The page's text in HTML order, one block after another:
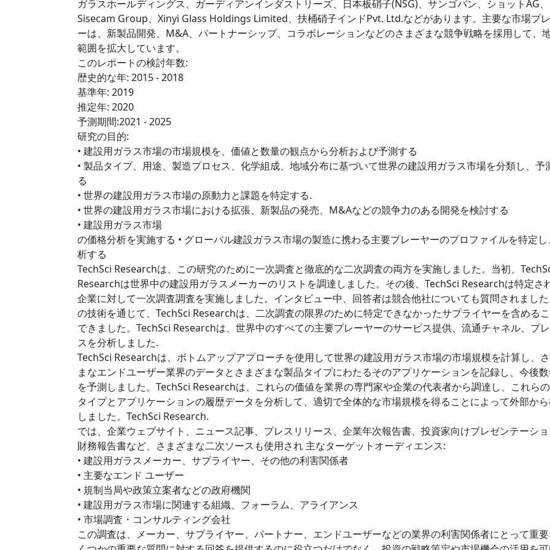
ガラスホールディングス、ガーディアンインダストリーズ、日本板硝子(NSG)、サンゴバン、ショットAG、
Sisecam Group、Xinyi Glass Holdings Limited、扶桶硝子インドPvt. Ltd.などがあります。主要な市場プ
ーは、新製品開発、M&A、パートナーシップ、コラボレーションなどのさまざまな競争戦略を採用して、
範囲を拡大しています。
このレポートの検討年数:
歴史的な年: 2015 - 2018
基準年: 2019
推定年: 2020
予測期間:2021 - 2025
研究の目的:
• 建設用ガラス市場の市場規模を、価値と数量の観点から分析および予測する
• 製品タイプ、用途、製造プロセス、化学組成、地域分布に基づいて世界の建設用ガラス市場を分類し、予
る
• 世界の建設用ガラス市場の原動力と課題を特定する.
• 世界の建設用ガラス市場における拡張、新製品の発売、M&Aなどの競争力のある開発を検討する
• 建設用ガラス市場
の価格分析を実施する • グローバル建設ガラス市場の製造に携わる主要プレーヤーのプロファイルを特定し
析する
TechSci Researchは、この研究のために一次調査と徹底的な二次調査の両方を実施しました。当初、
Researchは世界中の建設用ガラスメーカーのリストを調達しました。その後、TechSci Researchは特定さ
企業に対して一次調査調査を実施しました。インタビュー中、回答者は競合他社についても質問されました
の技術を通じて、TechSci Researchは、二次調査の限界のために特定できなかったサプライヤーを含める
できました。TechSci Researchは、世界中のすべての主要プレーヤーのサービス提供、流通チャネル、プ
スを分析しました.
TechSci Researchは、ボトムアップアプローチを使用して世界の建設用ガラス市場の市場規模を計算し、
まなエンドユーザー業界のデータとさまざまな製品タイプにわたるそのアプリケーションを記録し、今後
を予測しました。TechSci Researchは、これらの価値を業界の専門家や企業の代表者から調達し、これら
タイプとアプリケーションの履歴データを分析して、適切で全体的な市場規模を得ることによって外部か
しました。TechSci Research.
では、企業ウェブサイト、ニュース記事、プレスリリース、企業年次報告書、投資家向けプレゼンテーショ
財務報告書など、さまざまな二次ソースも使用され 主なターゲットオーディエンス:
• 建設用ガラスメーカー、サプライヤー、その他の利害関係者
• 主要なエンド ユーザー
• 規制当局や政策立案者などの政府機関
• 建設用ガラス市場に関連する組織、フォーラム、アライアンス
• 市場調査・コンサルティング会社
この調査は、メーカー、サプライヤー、パートナー、エンドユーザーなどの業界の利害関係者にとって重